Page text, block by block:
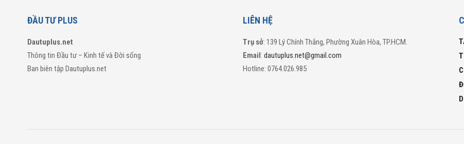
ĐẦU TƯ PLUS
Dautuplus.net
Thông tin Đầu tư – Kinh tế và Đời sống
Ban biên tập Dautuplus.net
LIÊN HỆ
Trụ sở: 139 Lý Chính Thắng, Phường Xuân Hòa, TP.HCM.
Email :dautuplus.net@gmail.com
Hotline: 0764.026.985